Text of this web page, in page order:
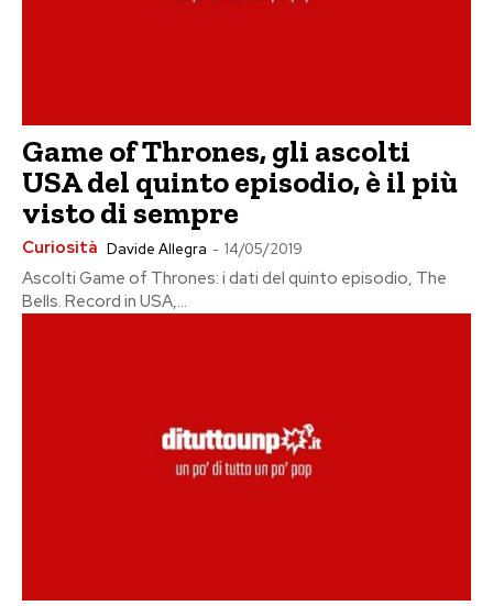
Game of Thrones, gli ascolti
USA del quinto episodio, è il più
visto di sempre
Curiosità Davide Allegra - 14/05/2019
Ascolti Game of Thrones: i dati del quinto episodio, The
Bells. Record in USA,...